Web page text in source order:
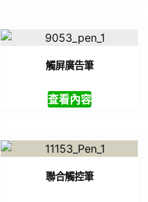
觸屏廣告筆
查看內容
聯合觸控筆